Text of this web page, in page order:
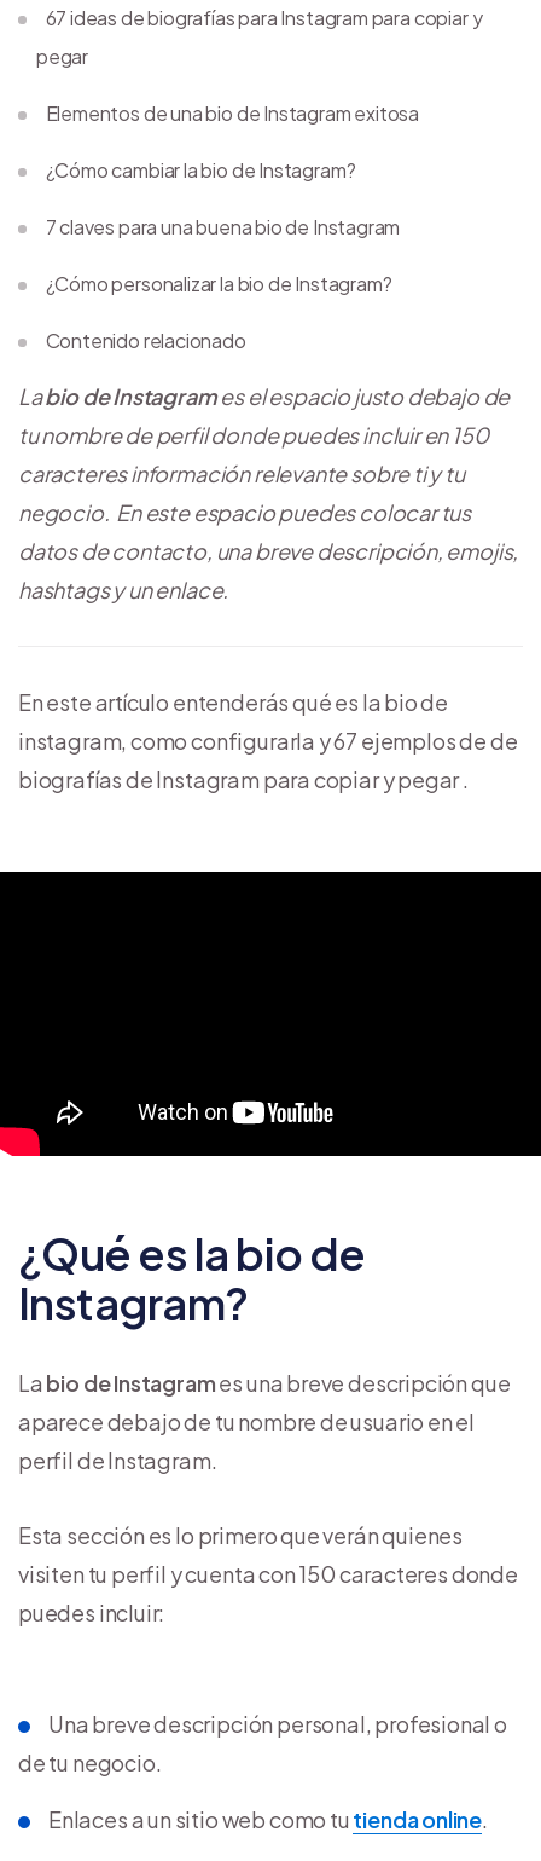
Labio de Instagrames el espacio justo debajo de
tu nombre de perfil donde puedes incluir en 150
caracteres información relevante sobre ti y tu
negocio. En este espacio puedes colocar tus
datos de contacto, una breve descripción, emojis,
hashtags y un enlace.
En este artículo entenderás qué es la bio de
instagram, como configurarla y 67 ejemplos de de
biografías de Instagram para copiar y pegar .
¿Qué es la bio de
Instagram?
La bio de Instagrames una breve descripción que
aparece debajo de tu nombre de usuario en el
perfil de Instagram.
Esta sección es lo primero que verán quienes
visiten tu perfil y cuenta con 150 caracteres donde
puedes incluir:
Una breve descripción personal, profesional o
de tu negocio.
Enlaces a un sitio web como tu tienda online.
67 ideas de biografías para Instagram para copiar y
pegar
Elementos de una bio de Instagram exitosa
¿Cómo cambiar la bio de Instagram?
7 claves para una buena bio de Instagram
¿Cómo personalizar la bio de Instagram?
Contenido relacionado